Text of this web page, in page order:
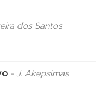
dos Santos
- J. Akepsimas